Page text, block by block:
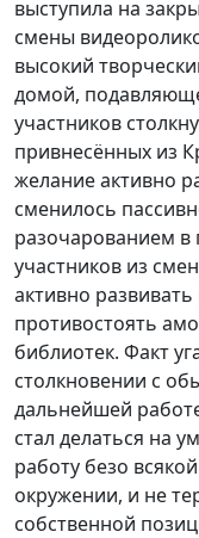
выступила на
смены
высокий
домой,
участников
привнесённых из
желание активно
сменилось
разочарованием
участников из
активно
противостоять
библиотек. Факт
столкновении с
дальнейшей
стал делаться на
работу безо
окружении, и не
собственной